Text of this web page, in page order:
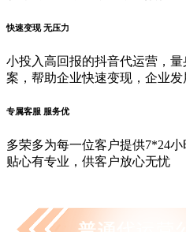
快速变现 无压力
小投入高回报的抖音代运营，
案，帮助企业快速变现，企业发
专属客服 服务优
多荣多为每一位客户提供7*24小
贴心有专业，供客户放心无忧